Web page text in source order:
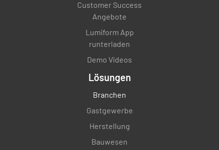
Customer Success
Angebote
Lumiform App
runterladen
Demo Videos
Lösungen
Branchen
Gastgewerbe
Herstellung
Bauwesen